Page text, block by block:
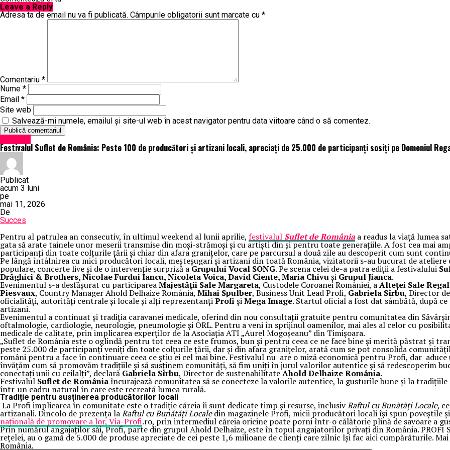
Leave a Reply
Adresa ta de email nu va fi publicată. Câmpurile obligatorii sunt marcate cu *
Comentariu *
Nume *
Email *
Site web
Salvează-mi numele, emailul și site-ul web în acest navigator pentru data viitoare când o să comentez.
Festivalul Suflet de România: Peste 100 de producători și artizani locali, apreciați de 25.000 de participanți sosiți pe Domeniul
Publicat
acum 3 luni
pe
mai 11, 2026
De
Succes
Pentru al patrulea an consecutiv, în ultimul weekend al lunii aprilie, festivalul Suflet de România a readus la viață lumea
gata să arate tainele unor meserii transmise din moși-strămoși și cu artiști din și pentru toate generațiile. A fost cea mai
participanți din toate colțurile țării și chiar din afara granițelor, care pe parcursul a două zile au descoperit cum sunt
Pe lângă întâlnirea cu mici producători locali, meșteșugari și artizani din toată România, vizitatorii s-au bucurat de
populare, concerte live și de o intervenție surpriză aGrupului Vocal SONG. Pe scena celei de-a patra ediții a festivalului
Drăghici & Brothers, Nicolae Furdui Iancu, Nicoleta Voica, David Ciente, Maria Chivuși Grupul Jianca.
Evenimentul s-a desfășurat cu participareaMajestății Sale Margareta, Custodele Coroanei României, aAlteței Sale
Piesvaux, Country Manager Ahold Delhaize România, Mihai Spulber, Business Unit Lead Profi, Gabriela Sîrbu, Director
oficialități, autorități centrale și locale și alți reprezentanțiProfișiMega Image. Startul oficial a fost dat sâmbătă, după
artizani.
Evenimentul a continuat și tradiția caravanei medicale, oferind din nou consultații gratuite pentru comunitatea din
oftalmologie, cardiologie, neurologie, pneumologie și ORL. Pentru a veni în sprijinul oamenilor, mai ales al celor cu
medicale de calitate, prin implicarea experților de la Asociația ATI „Aurel Mogoșeanu” din Timișoara.
„Suflet de România este o oglindă pentru tot ceea ce este frumos, bun și pentru ceea ce ne face bine și merită păstrat și
peste 25.000 de participanți veniți din toate colțurile țării, dar și din afara granițelor, arată cum se pot consolida
români pentru a face în continuare ceea ce știu ei cel mai bine. Festivalul nu are o miză economică pentru Profi, dar
învățăm cum să promovăm tradițiile și să susținem comunități, să fim uniți în jurul valorilor autentice și să redescoperim
conectați unii cu ceilalți”, declarăGabriela Sîrbu, Director de sustenabilitateAhold Delhaize România.
Festivalul Suflet de Româniaîncurajează comunitatea să se conecteze la valorile autentice, la gusturile bune și la
într-un cadru natural în care este recreată lumea rurală.
Tradiție pentru susținerea producătorilor locali
La Profi implicarea în comunitate este o tradiție căreia îi sunt dedicate timp și resurse, inclusivRaftul cu Bunătăți Locale,
artizanali. Dincolo de prezența laRaftul cu Bunătăți Localedin magazinele Profi, micii producători locali își spun poveștile
națională de promovare a lor, Via-Profi.ro, prin intermediul căreia oricine poate porni într-o călătorie plină de savoare a
Prin numărul angajaților săi, Profi, parte din grupul Ahold Delhaize, este în topul angajatorilor privați din România. PROFI
rețelei, au o gamă de 5.000 de produse apreciate de cei peste 1,6 milioane de clienți care zilnic își fac aici cumpărăturile.
România.